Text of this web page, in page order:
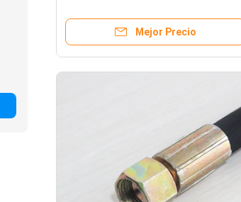
trabajo pesado
Mejor Precio